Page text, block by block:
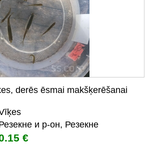
derēs ēsmai makšķerēšanai
и р-он, Резекне
€